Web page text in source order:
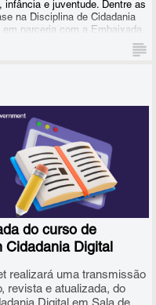
e juventude. Dentre as
na Disciplina de Cidadania
em parceria com a Embaixada
do curso de
Cidadania Digital
realizará uma transmissão
revista e atualizada, do